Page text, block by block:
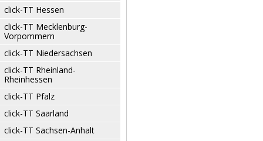
click-TT Hessen
click-TT Mecklenburg-
Vorpommern
click-TT Niedersachsen
click-TT Rheinland-
Rheinhessen
click-TT Pfalz
click-TT Saarland
click-TT Sachsen-Anhalt